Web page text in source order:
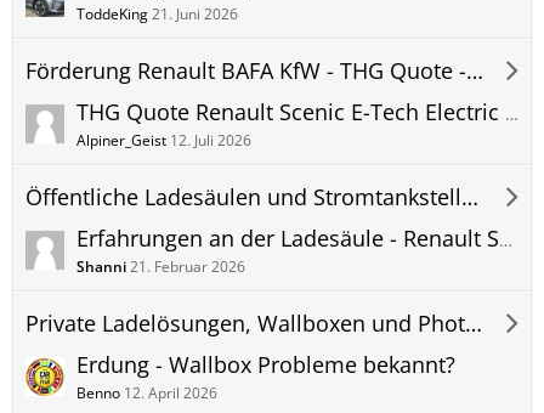
ToddeKing21. Juni 2026
Förderung Renault BAFA KfW - THG Quote - Scenic-E-Forum
THG Quote Renault Scenic E-Tech Electric verkaufen - Treibhausgas CO2 - Vergleich Prämie Forum
Alpiner_Geist 12. Juli 2026
Öffentliche Ladesäulen und Stromtankstellen
Erfahrungen an der Ladesäule - Renault Scenic E-Tech Electric laden - Bilder und Erkenntnisse - Ladestation, öffentlich.
Shanni21. Februar 2026
Private Ladelösungen, Wallboxen und Photovoltaik (PV) Anlagen
Erdung - Wallbox Probleme bekannt?
Benno 12. April 2026